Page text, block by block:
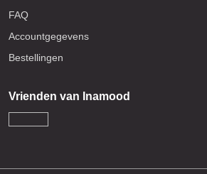
FAQ
Accountgegevens
Bestellingen
Vrienden van Inamood